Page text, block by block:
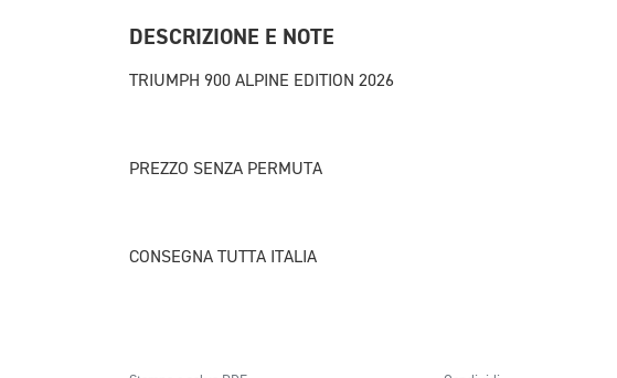
DESCRIZIONE E NOTE
TRIUMPH 900 ALPINE EDITION 2026
PREZZO SENZA PERMUTA
CONSEGNA TUTTA ITALIA